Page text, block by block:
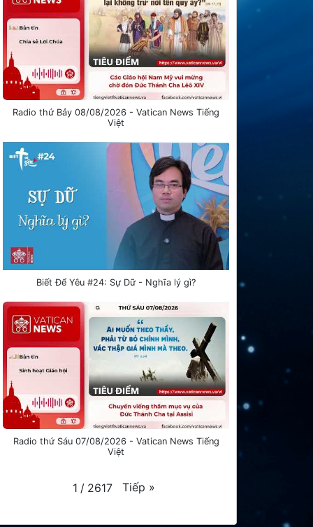
Radio thứ Bảy 08/08/2026 - Vatican News Tiếng
Việt
Biết Để Yêu #24: Sự Dữ - Nghĩa lý gì?
Radio thứ Sáu 07/08/2026 - Vatican News Tiếng
Việt
1 / 2617 Tiếp »